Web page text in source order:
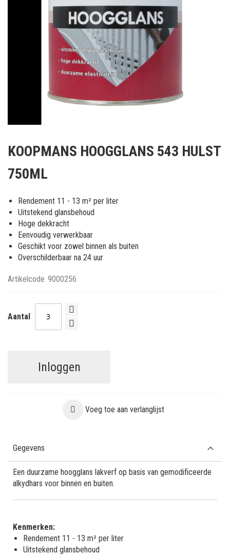
het
van
afbeeldingen-
gallerij
KOOPMANS HOOGGLANS 543 HULST
750ML
Rendement 11 - 13 m² per liter
Uitstekend glansbehoud
Hoge dekkracht
Eenvoudig verwerkbaar
Geschikt voor zowel binnen als buiten
Overschilderbaar na 24 uur
Artikelcode 9000256
Aantal
Inloggen
Voeg toe aan verlanglijst
Gegevens
Een duurzame hoogglans lakverf op basis van gemodificeerde
alkydhars voor binnen en buiten.
Kenmerken:
Rendement 11 - 13 m² per liter
Uitstekend glansbehoud